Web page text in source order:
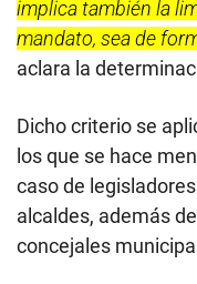
implica también la
mandato, sea de
aclara la
Dicho criterio se
los que se hace
caso de
alcaldes, además
concejales